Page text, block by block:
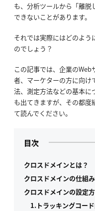
も、分析ツールから「離脱
できないことがあります。
それでは実際にはどのよう
のでしょう？
この記事では、企業の
者、マーケターの方に向け
法、測定方法などの基本に
も出てきますが、その都度
て読んでください。
目次
クロスドメインとは？
クロスドメインの仕組み
クロスドメインの設定
1.トラッキングコー